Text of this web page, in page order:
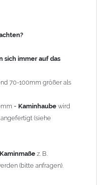
möglich (Aufpreis
Befestigungsmaterial
aus
kann mit längeren
(Aufpreis 42,89 EUR).
sich immer auf das
70-100mm größer als
= Kaminhaube wird
(siehe
Kaminmaße z. B.
(bitte anfragen).